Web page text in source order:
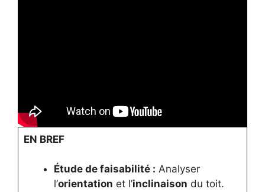
EN BREF
Étude de faisabilité : Analyser
l’orientation et l’inclinaison du toit.